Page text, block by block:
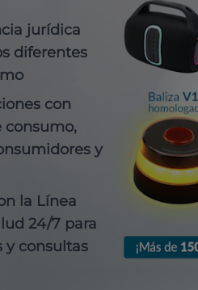
jurídica
diferentes
con
consumo,
y
la Línea
24/7 para
y consultas